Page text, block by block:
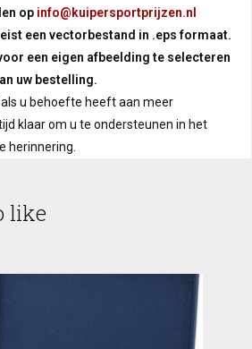
op info@kuipersportprijzen.nl
een vectorbestand in .eps formaat.
een eigen afbeelding te selecteren
uw bestelling.
u behoefte heeft aan meer
klaar om u te ondersteunen in het
herinnering.
like